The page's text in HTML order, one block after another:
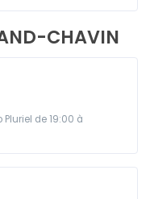
CHAVIN
Pluriel de 19:00 à